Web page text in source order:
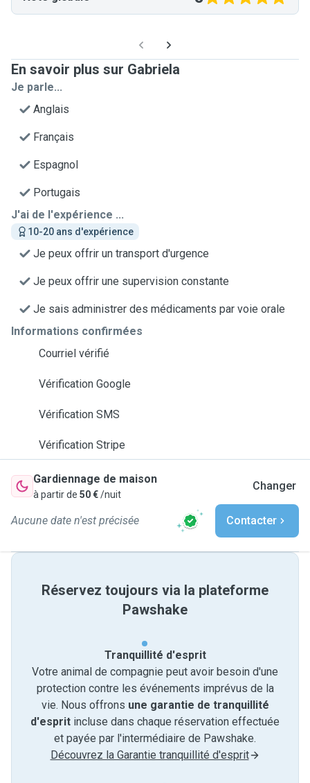
En savoir plus sur Gabriela
Je parle...
Anglais
Français
Espagnol
Portugais
J'ai de l'expérience ...
10-20 ans d'expérience
Je peux offrir un transport d'urgence
Je peux offrir une supervision constante
Je sais administrer des médicaments par voie orale
Informations confirmées
Courriel vérifié
Vérification Google
Vérification SMS
Vérification Stripe
Gardiennage de maison
à partir de 50 €/nuit
Changer
Aucune date n'est précisée Contacter
Réservez toujours via la plateforme
Pawshake
Tranquillité d'esprit
Votre animal de compagnie peut avoir besoin d'une
protection contre les événements imprévus de la
vie. Nous offrons une garantie de tranquillité
d'esprit incluse dans chaque réservation effectuée
et payée par l'intermédiaire de Pawshake.
Découvrez la Garantie tranquillité d'esprit